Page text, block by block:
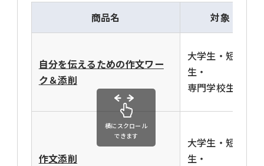
商品名 対象
自分を伝えるための作文ワー
ク＆添削
大学生・短大
生・
専門学校生
作文添削
大学生・短大
生・
横にスクロール
できます